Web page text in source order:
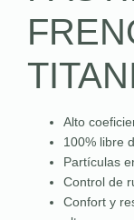
Alto
100% libre
Partículas
Control de
Confort y